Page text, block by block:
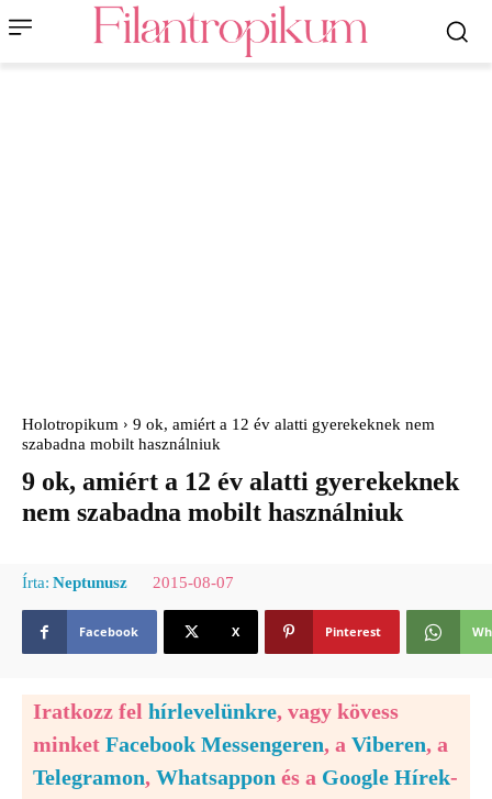
Holotropikum
9 ok, amiért a 12 év alatti gyerekeknek nem
szabadna mobilt használniuk
9 ok, amiért a 12 év alatti gyerekeknek
nem szabadna mobilt használniuk
Írta: Neptunusz 2015-08-07
Facebook X Pinterest
Iratkozz fel hírlevelünkre, vagy kövess
minket Facebook Messengeren, a Viberen, a
Telegramon, Whatsappon és a Google Hírek-